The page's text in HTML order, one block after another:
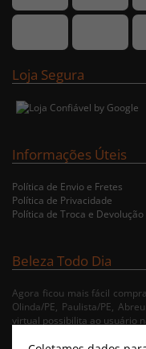
Loja Segura
Informações Úteis
Política de Envio e Fretes
Política de Privacidade
Política de Troca e Devolução
Beleza Todo Dia
Agora ficou mais fácil
Olinda/PE, Paulista/PE,
virtual possibilita ao usuário
no conforto da sua